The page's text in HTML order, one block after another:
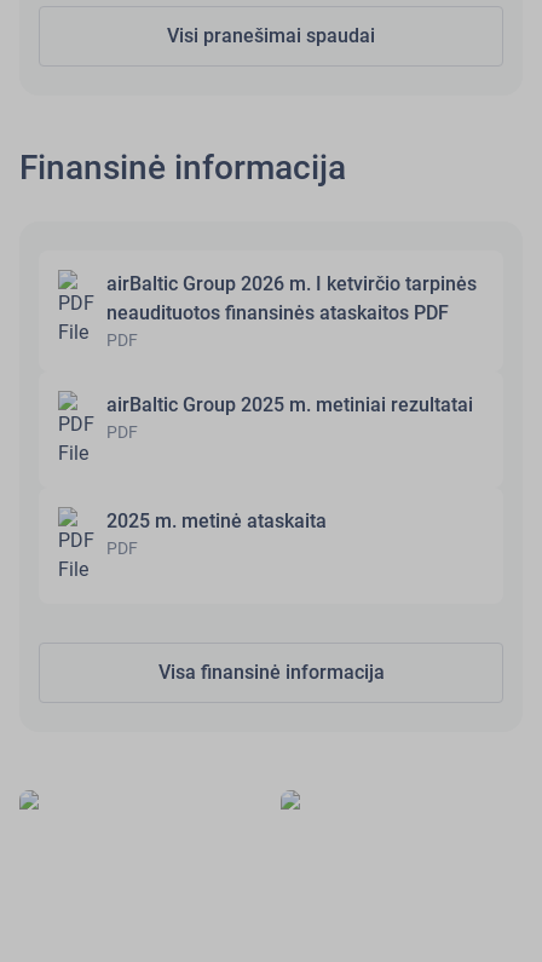
Visi pranešimai spaudai
Finansinė informacija
airBaltic Group 2026 m. I ketvirčio tarpinės
neaudituotos finansinės ataskaitos PDF
PDF
airBaltic Group 2025 m. metiniai rezultatai
PDF
2025 m. metinė ataskaita
PDF
Visa finansinė informacija